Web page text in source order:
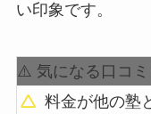
い印象です。
⚠️ 気になる口コミ
料金が他の塾